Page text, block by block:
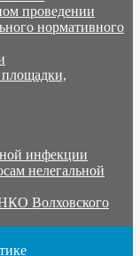
проведении
нормативного
инфекции
нелегальной
Волховского